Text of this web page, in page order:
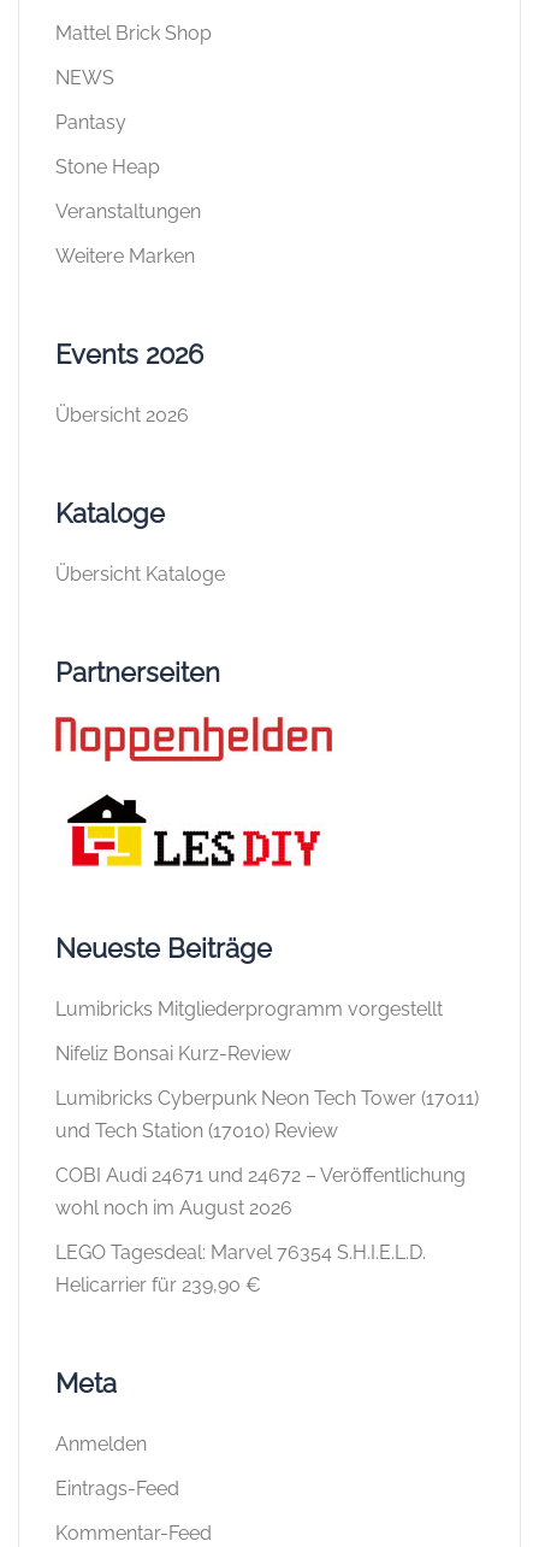
Mattel Brick Shop
NEWS
Pantasy
Stone Heap
Veranstaltungen
Weitere Marken
Events 2026
Übersicht 2026
Kataloge
Übersicht Kataloge
Partnerseiten
Neueste Beiträge
Lumibricks Mitgliederprogramm vorgestellt
Nifeliz Bonsai Kurz-Review
Lumibricks Cyberpunk Neon Tech Tower (17011)
und Tech Station (17010) Review
COBI Audi 24671 und 24672 – Veröffentlichung
wohl noch im August 2026
LEGO Tagesdeal: Marvel 76354 S.H.I.E.L.D.
Helicarrier für 239,90 €
Meta
Anmelden
Eintrags-Feed
Kommentar-Feed